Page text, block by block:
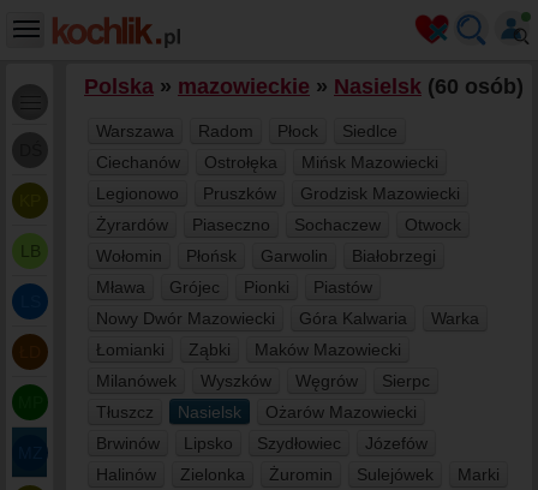
LB
Polska » mazowieckie » Nasielsk (60 osób)
Warszawa Radom Płock
Siedlce
Ciechanów
Ostrołęka
Mińsk Mazowiecki
Legionowo
Pruszków
Grodzisk Mazowiecki
Żyrardów
Piaseczno Sochaczew
Otwock
Wołomin
Płońsk Garwolin
Białobrzegi
Mława
Grójec Pionki
Piastów
Nowy Dwór Mazowiecki
Góra Kalwaria
Warka
Łomianki
Ząbki
Maków Mazowiecki
Milanówek
Wyszków Węgrów
Sierpc
Tłuszcz
Nasielsk
Ożarów Mazowiecki
Brwinów
Lipsko Szydłowiec
Józefów
Halinów
Zielonka Żuromin Sulejówek
Marki